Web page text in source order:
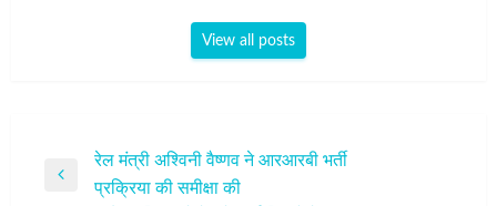
View all posts
नेविगेशन
Previous
रेल मंत्री अश्विनी वैष्णव ने आरआरबी भर्ती
प्रक्रिया की समीक्षा की